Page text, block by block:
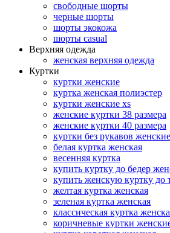
свободные шорты
черные шорты
шорты экокожа
шорты casual
Верхняя одежда
женская верхняя одежда
Куртки
куртки женские
куртка женская полиэстер
куртки женские xs
женские куртки 38 размера
женские куртки 40 размера
куртки без рукавов женские
белая куртка женская
весенняя куртка
купить куртку до бедер
купить женскую куртку до
желтая куртка женская
зеленая куртка женская
классическая куртка
коричневые куртки